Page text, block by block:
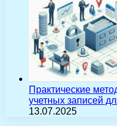
Практические
учетных записей
13.07.2025